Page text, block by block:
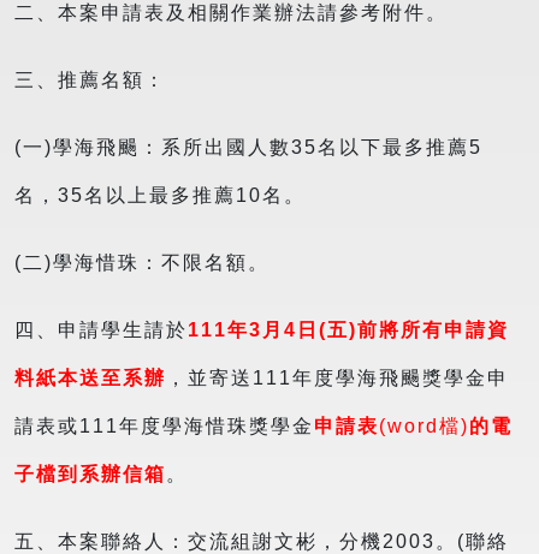
二、本案申請表及相關作業辦法請參考附件。
三、推薦名額：
(一)學海飛颺：系所出國人數35名以下最多推薦5
名，35名以上最多推薦10名。
(二)學海惜珠：不限名額。
四、申請學生請於111年3月4日(五)前將所有申請資
料紙本送至系辦 ，並寄送111年度學海飛颺獎學金申
請表或111年度學海惜珠獎學金 申請表(word檔)的電
子檔到系辦信箱 。
五、本案聯絡人：交流組謝文彬，分機2003。(聯絡